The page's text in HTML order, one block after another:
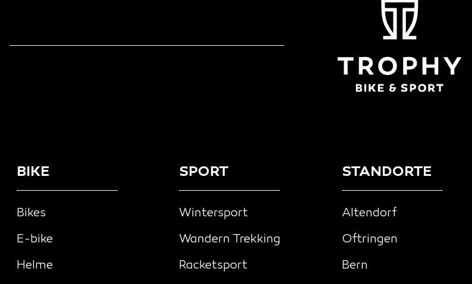
BIKE
Bikes
E-bike
Helme
SPORT
Wintersport
Wandern Trekking
Racketsport
STANDORTE
Altendorf
Oftringen
Bern